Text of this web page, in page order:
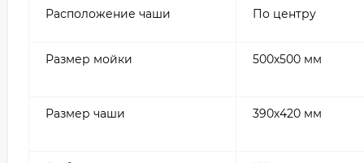
Расположение чаши По центру
Размер мойки 500х500 мм
Размер чаши 390х420 мм